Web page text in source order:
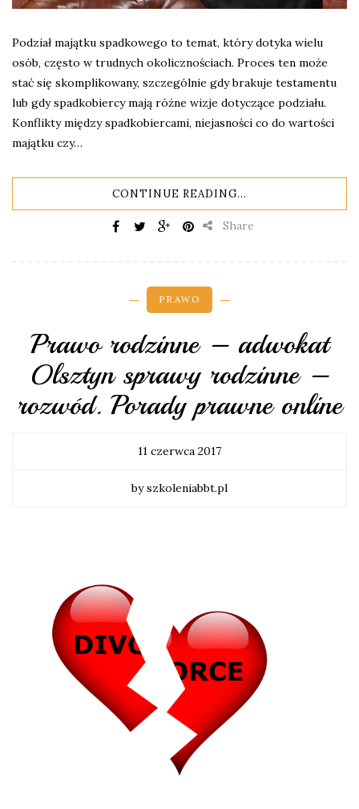
Podział majątku spadkowego to temat, który dotyka wielu
osób, często w trudnych okolicznościach. Proces ten może
stać się skomplikowany, szczególnie gdy brakuje testamentu
lub gdy spadkobiercy mają różne wizje dotyczące podziału.
Konflikty między spadkobiercami, niejasności co do wartości
majątku czy…
CONTINUE READING...
Share
PRAWO
Prawo rodzinne – adwokat
Olsztyn sprawy rodzinne –
rozwód. Porady prawne online
11 czerwca 2017
by szkoleniabbt.pl